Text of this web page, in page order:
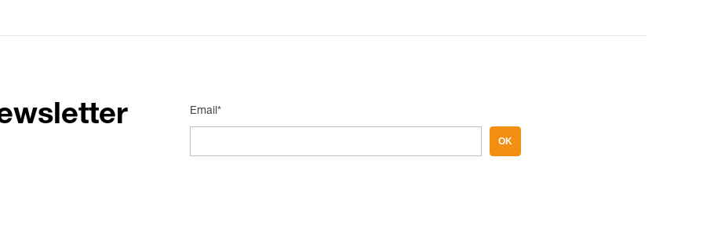
Email*
OK